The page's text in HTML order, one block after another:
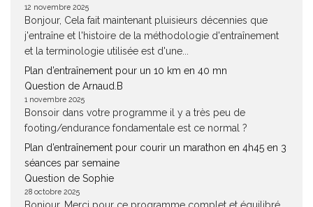
12 novembre 2025
Bonjour, Cela fait maintenant pluisieurs décennies que
j'entraîne et l'histoire de la méthodologie d'entraînement
et la terminologie utilisée est d'une...
Plan d’entraînement pour un 10 km en 40 mn
Question de Arnaud.B
1 novembre 2025
Bonsoir dans votre programme il y a très peu de
footing/endurance fondamentale est ce normal ?
Plan d’entraînement pour courir un marathon en 4h45 en 3
séances par semaine
Question de Sophie
28 octobre 2025